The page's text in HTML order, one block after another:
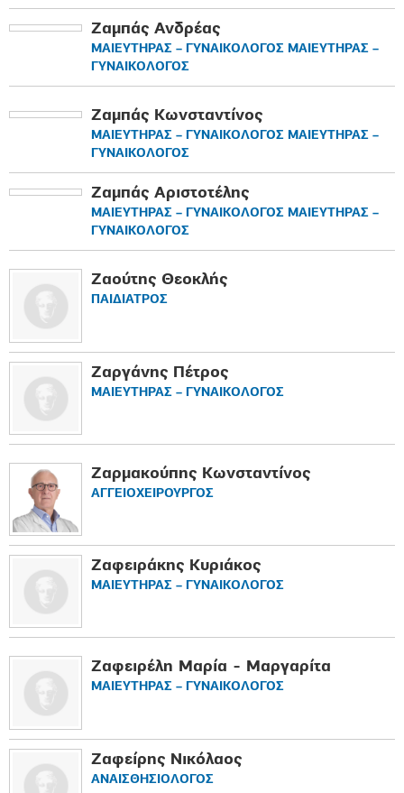
Ζαμπάς Ανδρέας
ΜΑΙΕΥΤΗΡΑΣ – ΓΥΝΑΙΚΟΛΟΓΟΣ ΜΑΙΕΥΤΗΡΑΣ –
ΓΥΝΑΙΚΟΛΟΓΟΣ
Ζαμπάς Κωνσταντίνος
ΜΑΙΕΥΤΗΡΑΣ – ΓΥΝΑΙΚΟΛΟΓΟΣ ΜΑΙΕΥΤΗΡΑΣ –
ΓΥΝΑΙΚΟΛΟΓΟΣ
Ζαμπάς Αριστοτέλης
ΜΑΙΕΥΤΗΡΑΣ – ΓΥΝΑΙΚΟΛΟΓΟΣ ΜΑΙΕΥΤΗΡΑΣ –
ΓΥΝΑΙΚΟΛΟΓΟΣ
Ζαούτης Θεοκλής
ΠΑΙΔΙΑΤΡΟΣ
Ζαργάνης Πέτρος
ΜΑΙΕΥΤΗΡΑΣ – ΓΥΝΑΙΚΟΛΟΓΟΣ
Ζαρμακούπης Κωνσταντίνος
ΑΓΓΕΙΟΧΕΙΡΟΥΡΓΟΣ
Ζαφειράκης Κυριάκος
ΜΑΙΕΥΤΗΡΑΣ – ΓΥΝΑΙΚΟΛΟΓΟΣ
Ζαφειρέλη Μαρία - Μαργαρίτα
ΜΑΙΕΥΤΗΡΑΣ – ΓΥΝΑΙΚΟΛΟΓΟΣ
Ζαφείρης Νικόλαος
ΑΝΑΙΣΘΗΣΙΟΛΟΓΟΣ